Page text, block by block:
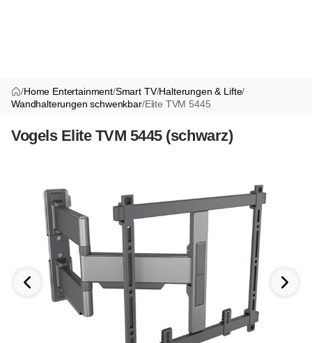
/Home Entertainment/Smart TV/Halterungen & Lifte/
Wandhalterungen schwenkbar/Elite TVM 5445
Vogels Elite TVM 5445 (schwarz)